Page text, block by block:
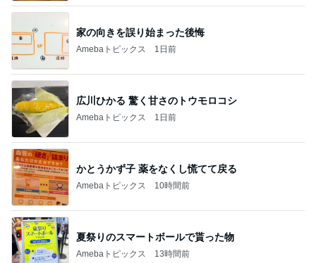
家の向きを誤り始まった後悔
Amebaトピックス 1日前
広川ひかる 驚く甘さのトウモロコシ
Amebaトピックス 1日前
かとうかず子 薬をなくし慌てて戻る
Amebaトピックス 10時間前
夏祭りのスマートボールで貰った物
Amebaトピックス 13時間前